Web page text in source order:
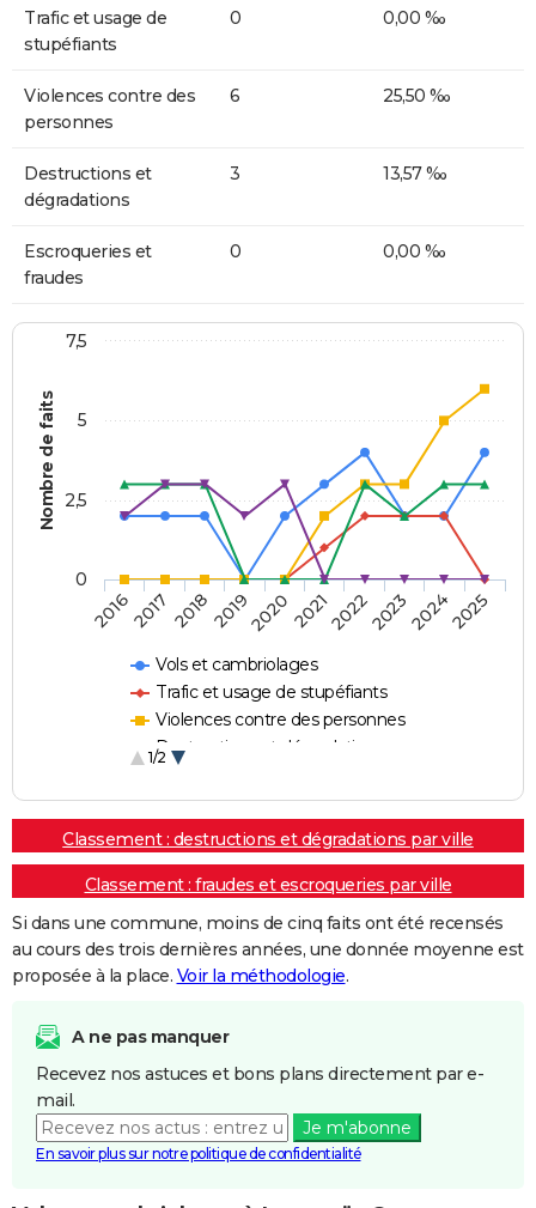
Trafic et usage de
stupéfiants
0 0,00 ‰
Violences contre des
personnes
6 25,50 ‰
Destructions et
dégradations
3 13,57 ‰
Escroqueries et
fraudes
0 0,00 ‰
Nombre de faits
Vols et cambriolages
Trafic et usage de stupéfiants
Violences contre des personnes
Destructions et dégradations
1/2
20162017 20182019202020212022202320242025
0
2,5
5
7,5
Classement : destructions et dégradations par ville
Classement : fraudes et escroqueries par ville
Si dans une commune, moins de cinq faits ont été recensés
au cours des trois dernières années, une donnée moyenne est
proposée à la place. Voir la méthodologie.
A ne pas manquer
Recevez nos astuces et bons plans directement par e-
mail.
Je m'abonne
En savoir plus sur notre politique de confidentialité